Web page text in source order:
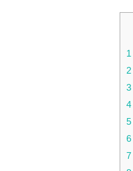
1
2
3
4
5
6
7